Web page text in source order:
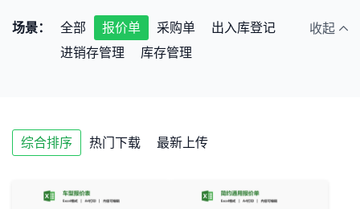
场景： 全部 报价单 采购单
出入库登记
进销存管理
库存管理
收起
综合排序 热门下载 最新上传